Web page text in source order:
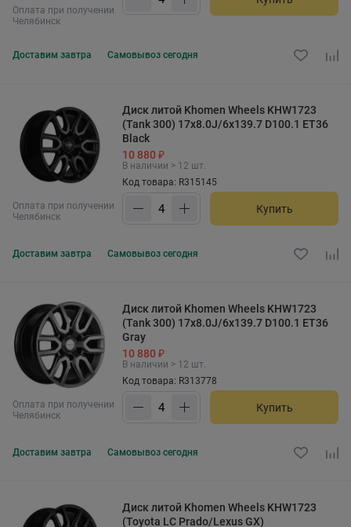
Оплата при получении
Челябинск
Доставим завтра Самовывоз сегодня
Оплата при получении
Челябинск
Диск литой Khomen Wheels KHW1723
(Tank 300) 17x8.0J/6x139.7 D100.1 ET36
Black
10 880 ₽
В наличии > 12 шт.
Код товара: R315145
Купить
Доставим завтра Самовывоз сегодня
Оплата при получении
Челябинск
Диск литой Khomen Wheels KHW1723
(Tank 300) 17x8.0J/6x139.7 D100.1 ET36
Gray
10 880 ₽
В наличии > 12 шт.
Код товара: R313778
Купить
Доставим завтра Самовывоз сегодня
Диск литой Khomen Wheels KHW1723
(Toyota LC Prado/Lexus GX)